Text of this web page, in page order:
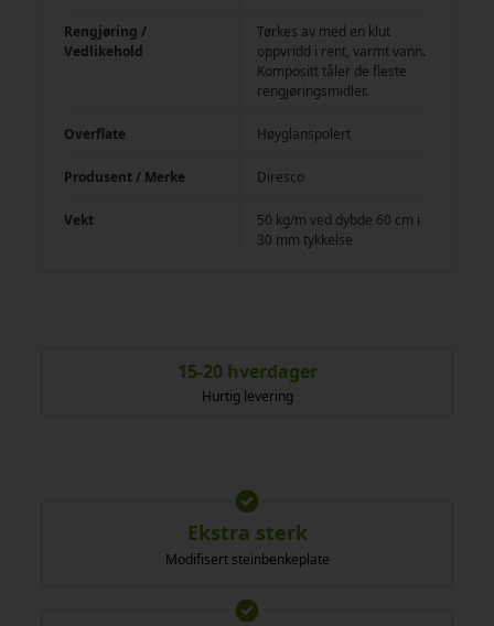
Rengjøring /
Vedlikehold
Tørkes av med en klut
oppvridd i rent, varmt vann.
Kompositt tåler de fleste
rengjøringsmidler.
Overflate Høyglanspolert
Produsent / Merke Diresco
Vekt
50 kg/m ved dybde 60 cm i
30 mm tykkelse
15-20 hverdager
Hurtig levering
Ekstra sterk
Modifisert steinbenkeplate